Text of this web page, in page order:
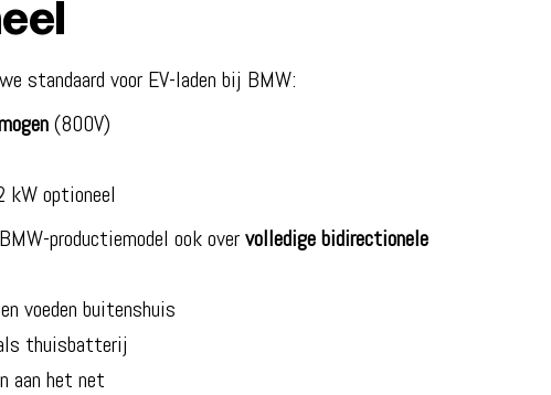
standaard voor EV-laden bij BMW:
(800V)
kW optioneel
productiemodel ook overvolledige bidirectionele
voeden buitenshuis
thuisbatterij
aan het net